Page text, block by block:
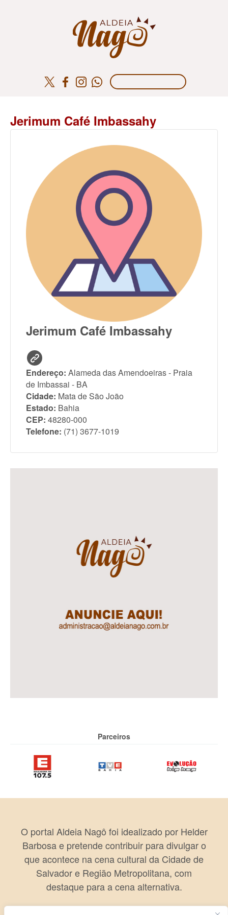
Jerimum Café Imbassahy
Jerimum Café Imbassahy
Endereço: Alameda das Amendoeiras - Praia
de Imbassai - BA
Cidade: Mata de São João
Estado: Bahia
CEP: 48280-000
Telefone: (71) 3677-1019
Parceiros
O portal Aldeia Nagô foi idealizado por Helder
Barbosa e pretende contribuir para divulgar o
que acontece na cena cultural da Cidade de
Salvador e Região Metropolitana, com
destaque para a cena alternativa.